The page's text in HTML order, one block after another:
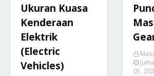
Ukuran Kuasa
Kenderaan
Elektrik
(Electric
Vehicles)
01,